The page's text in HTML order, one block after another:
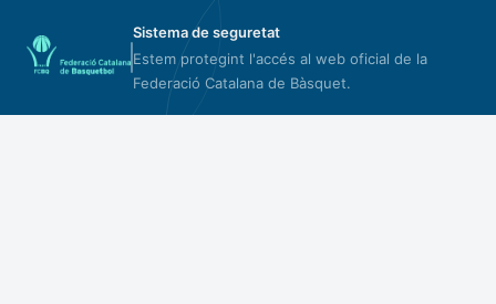
Sistema de seguretat
Estem protegint l'accés al web oficial de la
Federació Catalana de Bàsquet.